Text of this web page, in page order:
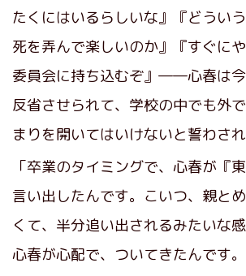
たくにはいるらしいな』『どうい
死を弄んで楽しいのか』『すぐに
委員会に持ち込むぞ』――心春は
反省させられて、学校の中でも外
まりを開いてはいけないと誓わされ
「卒業のタイミングで、心春が『
言い出したんです。こいつ、親と
くて、半分追い出されるみたいな
心春が心配で、ついてきたんです